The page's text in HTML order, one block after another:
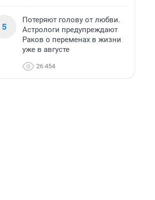
5
Потеряют голову от любви.
Астрологи предупреждают
Раков о переменах в жизни
уже в августе
26 454